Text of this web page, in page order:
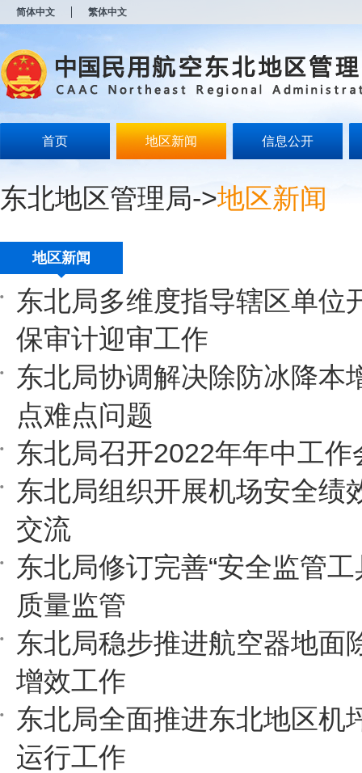
简体中文 繁体中文
首页 地区新闻 信息公开
东北地区管理局->地区新闻
地区新闻
东北局多维度指导辖区单位
保审计迎审工作
东北局协调解决除防冰降本
点难点问题
东北局召开2022年年中工作
东北局组织开展机场安全绩
交流
东北局修订完善“安全监管工
质量监管
东北局稳步推进航空器地面
增效工作
东北局全面推进东北地区机
运行工作
开
无
障
说
Alt
加
导